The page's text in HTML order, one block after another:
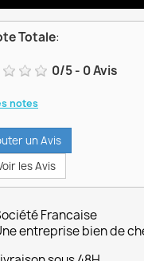
Totale:
0/5- 0Avis
notes
un Avis
les Avis
Francaise
entreprise bien de